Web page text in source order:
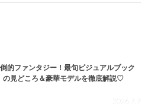
倒的ファンタジー！最旬ビジュアルブック
の見どころ＆豪華モデルを徹底解説♡
2026.7.7